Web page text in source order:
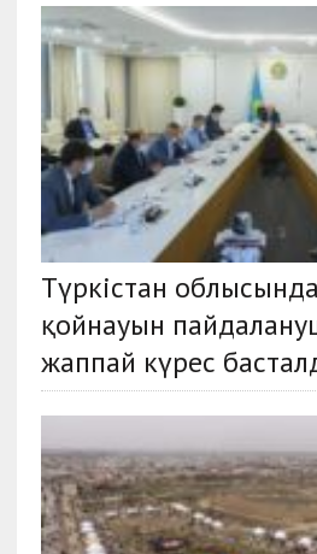
Түркістан
қойнауын
жаппай күрес